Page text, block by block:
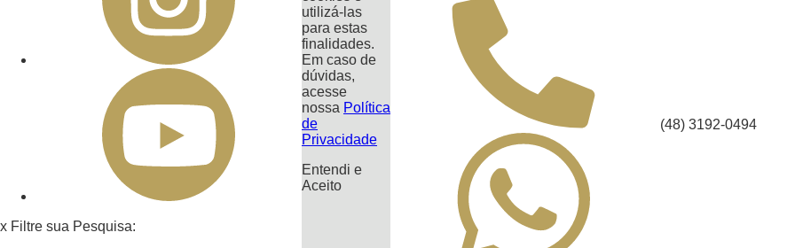
x Filtre sua Pesquisa:
utilizá-las
para estas
finalidades.
Em caso de
dúvidas,
acesse
nossa Política
de
Privacidade
Entendi e
Aceito
(48) 3192-0494